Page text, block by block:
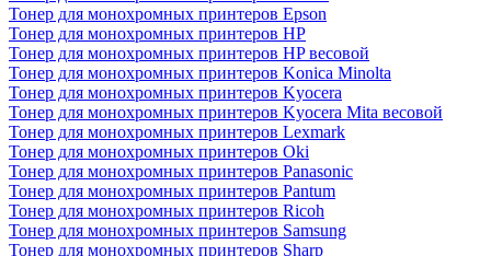
Тонер для монохромных принтеров Epson
Тонер для монохромных принтеров HP
Тонер для монохромных принтеров HP весовой
Тонер для монохромных принтеров Konica Minolta
Тонер для монохромных принтеров Kyocera
Тонер для монохромных принтеров Kyocera Mita весовой
Тонер для монохромных принтеров Lexmark
Тонер для монохромных принтеров Oki
Тонер для монохромных принтеров Panasonic
Тонер для монохромных принтеров Pantum
Тонер для монохромных принтеров Ricoh
Тонер для монохромных принтеров Samsung
Тонер для монохромных принтеров Sharp